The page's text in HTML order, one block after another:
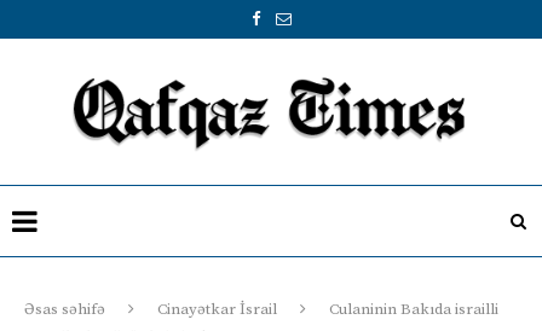
Əsas səhifə Cinayətkar İsrail
Culaninin Bakıda israilli